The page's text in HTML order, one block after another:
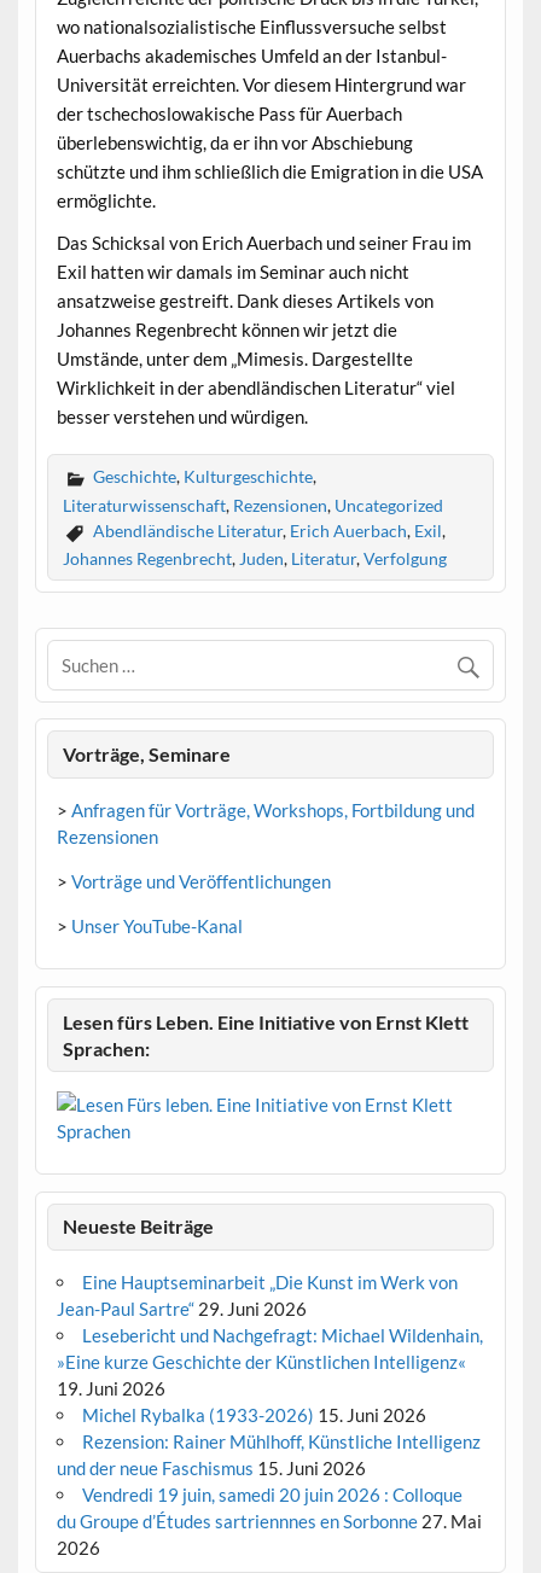
wo nationalsozialistische Einflussversuche selbst
Auerbachs akademisches Umfeld an der Istanbul-
Universität erreichten. Vor diesem Hintergrund war
der tschechoslowakische Pass für Auerbach
überlebenswichtig, da er ihn vor Abschiebung
schützte und ihm schließlich die Emigration in die USA
ermöglichte.
Das Schicksal von Erich Auerbach und seiner Frau im
Exil hatten wir damals im Seminar auch nicht
ansatzweise gestreift. Dank dieses Artikels von
Johannes Regenbrecht können wir jetzt die
Umstände, unter dem „Mimesis. Dargestellte
Wirklichkeit in der abendländischen Literatur“ viel
besser verstehen und würdigen.
Geschichte, Kulturgeschichte,
Literaturwissenschaft, Rezensionen, Uncategorized
Abendländische Literatur, Erich Auerbach, Exil,
Johannes Regenbrecht, Juden, Literatur,Verfolgung
Vorträge, Seminare
> Anfragen für Vorträge, Workshops, Fortbildung und
Rezensionen
> Vorträge und Veröffentlichungen
> Unser YouTube-Kanal
Lesen fürs Leben. Eine Initiative von Ernst Klett
Sprachen:
Neueste Beiträge
Eine Hauptseminarbeit „Die Kunst im Werk von
Jean-Paul Sartre“ 29. Juni 2026
Lesebericht und Nachgefragt: Michael Wildenhain,
»Eine kurze Geschichte der Künstlichen Intelligenz«
19. Juni 2026
Michel Rybalka (1933-2026) 15. Juni 2026
Rezension: Rainer Mühlhoff, Künstliche Intelligenz
und der neue Faschismus 15. Juni 2026
Vendredi 19 juin, samedi 20 juin 2026 : Colloque
du Groupe d’Études sartriennnes en Sorbonne 27. Mai
2026